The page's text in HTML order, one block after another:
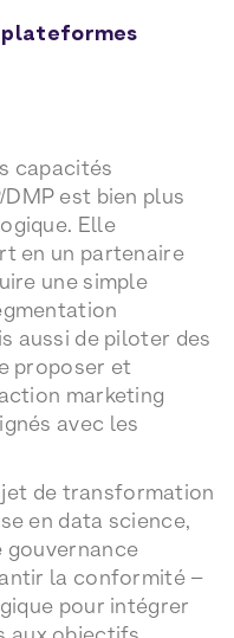
plateformes
capacités
est bien plus
Elle
en un partenaire
une simple
aussi de piloter des
proposer et
marketing
avec les
de transformation
en data science,
gouvernance
la conformité –
pour intégrer